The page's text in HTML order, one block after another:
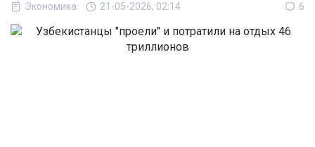
Экономика 21-05-2026, 02:14 6